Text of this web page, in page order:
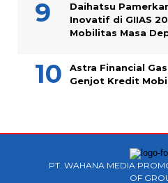
Daihatsu
Inovatif di GIIAS
Mobilitas Masa
Astra Financial
Genjot Kredit
PT. WAHANA MEDIA
OF